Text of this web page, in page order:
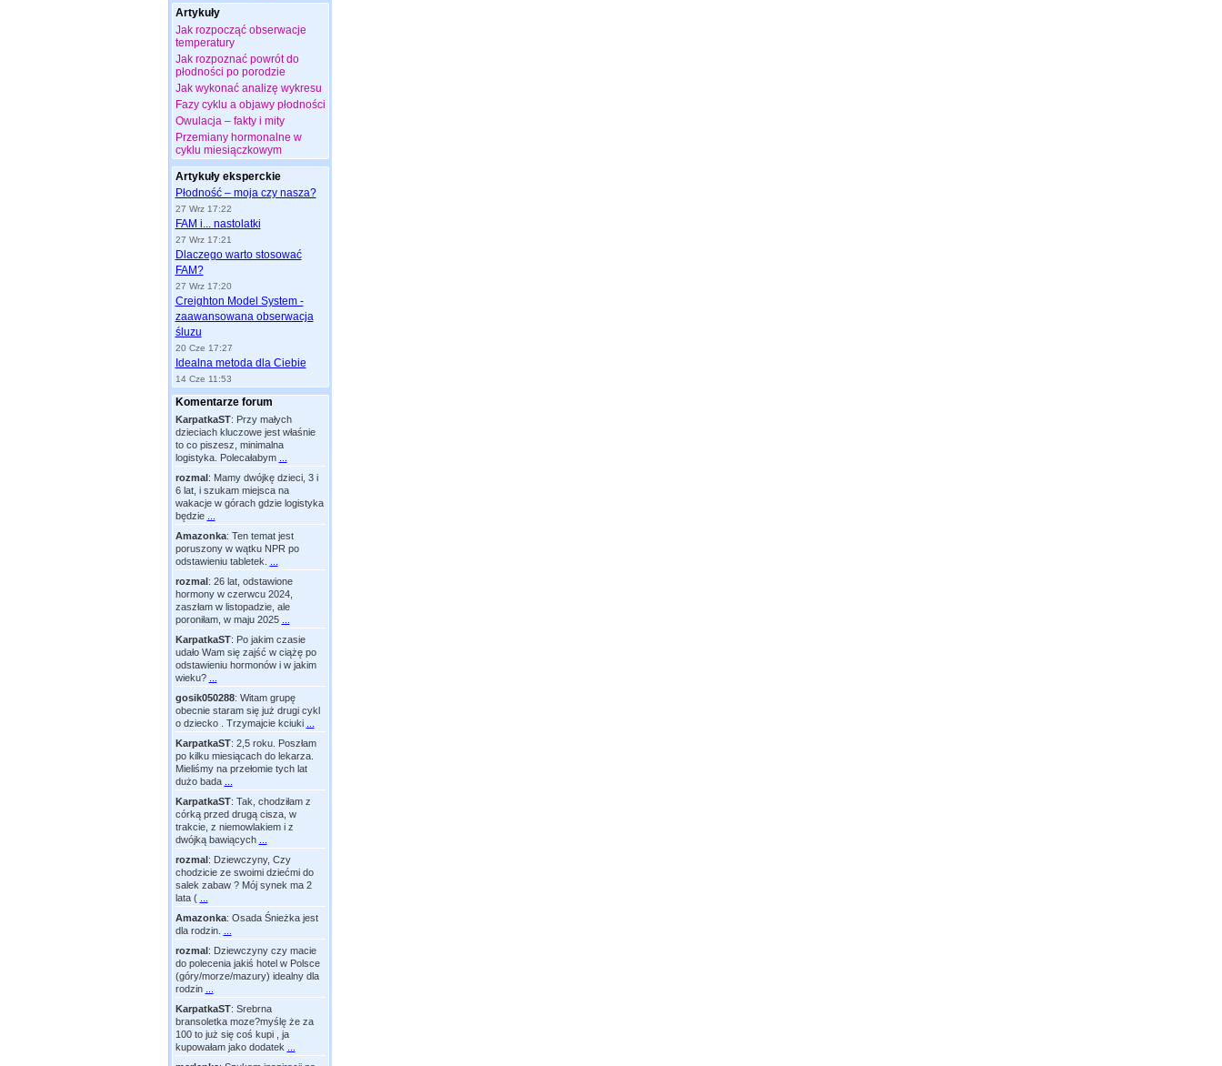
Artykuły
Jak rozpocząć obserwacje
temperatury
Jak rozpoznać powrót do
płodności po porodzie
Jak wykonać analizę wykresu
Fazy cyklu a objawy płodności
Owulacja – fakty i mity
Przemiany hormonalne w
cyklu miesiączkowym
Artykuły eksperckie
Płodność – moja czy nasza?
27 Wrz 17:22
FAM i... nastolatki
27 Wrz 17:21
Dlaczego warto stosować
FAM?
27 Wrz 17:20
Creighton Model System -
zaawansowana obserwacja
śluzu
20 Cze 17:27
Idealna metoda dla Ciebie
14 Cze 11:53
Komentarze forum
KarpatkaST: Przy małych
dzieciach kluczowe jest właśnie
to co piszesz, minimalna
logistyka. Polecałabym
rozmal: Mamy dwójkę dzieci, 3 i
6 lat, i szukam miejsca na
wakacje w górach gdzie logistyka
będzie
Amazonka: Ten temat jest
poruszony w wątku NPR po
odstawieniu tabletek.
rozmal: 26 lat, odstawione
hormony w czerwcu 2024,
zaszłam w listopadzie, ale
poroniłam, w maju 2025
KarpatkaST: Po jakim czasie
udało Wam się zajść w ciążę po
odstawieniu hormonów i w jakim
wieku?
gosik050288: Witam grupę
obecnie staram się już drugi cykl
o dziecko . Trzymajcie kciuki
KarpatkaST: 2,5 roku. Poszłam
po kilku miesiącach do lekarza.
Mieliśmy na przełomie tych lat
dużo bada
KarpatkaST: Tak, chodziłam z
córką przed drugą cisza, w
trakcie, z niemowlakiem i z
dwójką bawiących
rozmal: Dziewczyny, Czy
chodzicie ze swoimi dziećmi do
salek zabaw ? Mój synek ma 2
lata (
Amazonka: Osada Śnieżka jest
dla rodzin.
rozmal: Dziewczyny czy macie
do polecenia jakiś hotel w Polsce
(góry/morze/mazury) idealny dla
rodzin
KarpatkaST: Srebrna
bransoletka moze?myślę że za
100 to już się coś kupi , ja
kupowałam jako dodatek